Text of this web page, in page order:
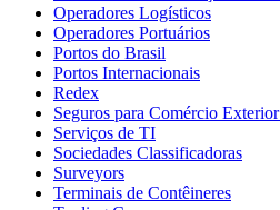
Operadores Logísticos
Operadores Portuários
Portos do Brasil
Portos Internacionais
Redex
Seguros para Comércio
Serviços de TI
Sociedades Classificadoras
Surveyors
Terminais de Contêineres